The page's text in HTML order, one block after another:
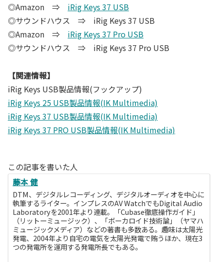
◎Amazon ⇒ iRig Keys 37 USB
◎サウンドハウス ⇒ iRig Keys 37 USB
◎Amazon ⇒ iRig Keys 37 Pro USB
◎サウンドハウス ⇒ iRig Keys 37 Pro USB
【関連情報】
iRig Keys USB製品情報(フックアップ)
iRig Keys 25 USB製品情報(IK Multimedia)
iRig Keys 37 USB製品情報(IK Multimedia)
iRig Keys 37 PRO USB製品情報(IK Multimedia)
この記事を書いた人
藤本 健
DTM、デジタルレコーディング、デジタルオーディオを中心に
執筆するライター。インプレスのAV WatchでもDigital Audio
Laboratoryを2001年より連載。「Cubase徹底操作ガイド」
（リットーミュージック）、「ボーカロイド技術論」（ヤマハ
ミュージックメディア）などの著書も多数ある。趣味は太陽光
発電、2004年より自宅の電気を太陽光発電で賄うほか、現在3
つの発電所を運用する発電所長でもある。